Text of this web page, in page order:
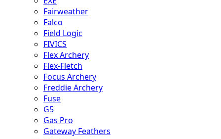
Fairweather
Falco
Field Logic
FIVICS
Flex Archery
Flex-Fletch
Focus Archery
Freddie Archery
Fuse
G5
Gas Pro
Gateway Feathers